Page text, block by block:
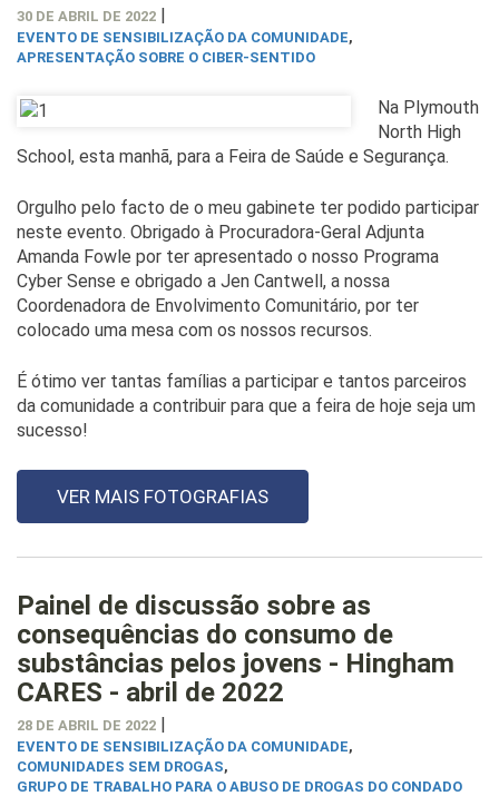
30 DE ABRIL DE 2022 |
EVENTO DE SENSIBILIZAÇÃO DA COMUNIDADE,
APRESENTAÇÃO SOBRE O CIBER-SENTIDO
Na Plymouth
North High
School, esta manhã, para a Feira de Saúde e Segurança.
Orgulho pelo facto de o meu gabinete ter podido participar
neste evento. Obrigado à Procuradora-Geral Adjunta
Amanda Fowle por ter apresentado o nosso Programa
Cyber Sense e obrigado a Jen Cantwell, a nossa
Coordenadora de Envolvimento Comunitário, por ter
colocado uma mesa com os nossos recursos.
É ótimo ver tantas famílias a participar e tantos parceiros
da comunidade a contribuir para que a feira de hoje seja um
sucesso!
VER MAIS FOTOGRAFIAS
Painel de discussão sobre as
consequências do consumo de
substâncias pelos jovens - Hingham
CARES - abril de 2022
28 DE ABRIL DE 2022 |
EVENTO DE SENSIBILIZAÇÃO DA COMUNIDADE,
COMUNIDADES SEM DROGAS,
GRUPO DE TRABALHO PARA O ABUSO DE DROGAS DO CONDADO